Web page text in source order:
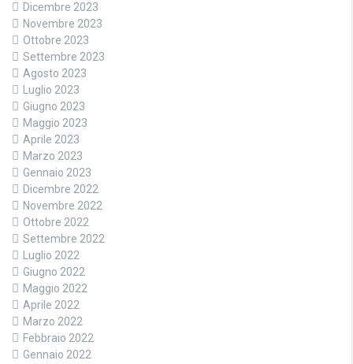
Dicembre 2023
Novembre 2023
Ottobre 2023
Settembre 2023
Agosto 2023
Luglio 2023
Giugno 2023
Maggio 2023
Aprile 2023
Marzo 2023
Gennaio 2023
Dicembre 2022
Novembre 2022
Ottobre 2022
Settembre 2022
Luglio 2022
Giugno 2022
Maggio 2022
Aprile 2022
Marzo 2022
Febbraio 2022
Gennaio 2022